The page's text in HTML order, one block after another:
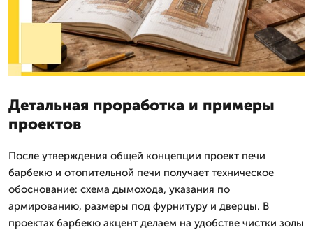
Детальная проработка и примеры
проектов
После утверждения общей концепции проект печи
барбекю и отопительной печи получает техническое
обоснование: схема дымохода, указания по
армированию, размеры под фурнитуру и дверцы. В
проектах барбекю акцент делаем на удобстве чистки золы